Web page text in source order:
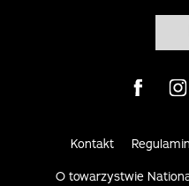
Visit us on
Kontakt Regulamin
O towarzystwie